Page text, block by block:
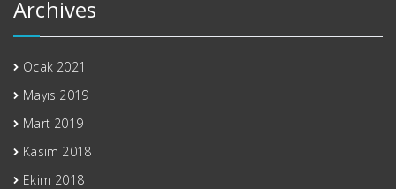
Archives
Ocak 2021
Mayıs 2019
Mart 2019
Kasım 2018
Ekim 2018